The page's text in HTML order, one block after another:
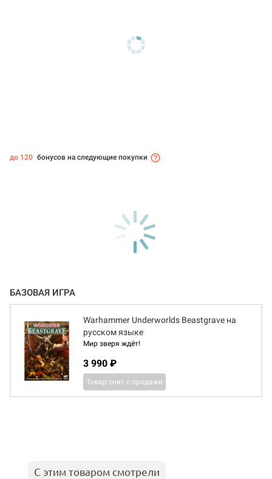
до 120 бонусов на следующие покупки
БАЗОВАЯ ИГРА
Warhammer Underworlds Beastgrave на
русском языке
Мир зверя ждёт!
3 990 ₽
Товар снят с продажи
С этим товаром смотрели